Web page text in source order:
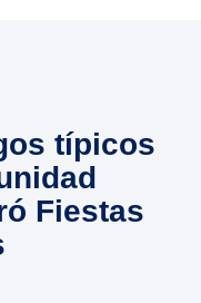
típicos
Fiestas